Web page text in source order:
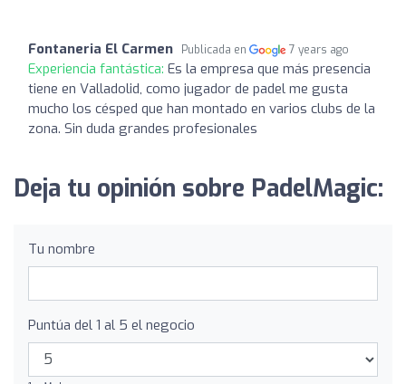
Fontaneria El Carmen Publicada en 7 years ago
Experiencia fantástica: Es la empresa que más presencia
tiene en Valladolid, como jugador de padel me gusta
mucho los césped que han montado en varios clubs de la
zona. Sin duda grandes profesionales
Deja tu opinión sobre PadelMagic:
Tu nombre
Puntúa del 1 al 5 el negocio